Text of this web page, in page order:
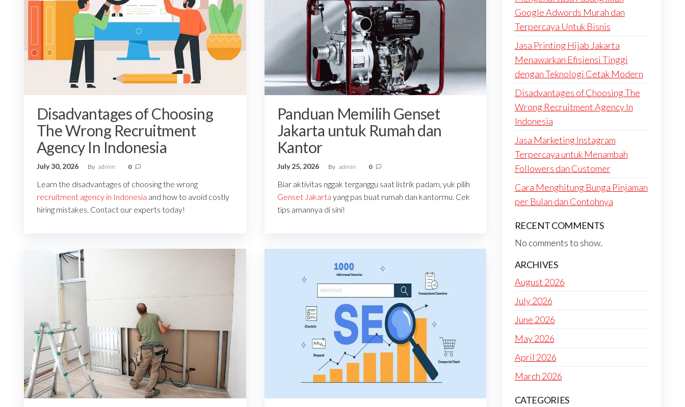
Disadvantages of Choosing
The Wrong Recruitment
Agency In Indonesia
July 30, 2026 By admin 0
Learn the disadvantages of choosing the wrong
recruitment agency in Indonesia and how to avoid costly
hiring mistakes. Contact our experts today!
Panduan Memilih Genset
Jakarta untuk Rumah dan
Kantor
July 25, 2026 By admin 0
Biar aktivitas nggak terganggu saat listrik padam, yuk pilih
Genset Jakarta yang pas buat rumah dan kantormu. Cek
tips amannya di sini!
Google Adwords Murah dan
Terpercaya Untuk Bisnis
Jasa Printing Hijab Jakarta
Menawarkan Efisiensi Tinggi
dengan Teknologi Cetak Modern
Disadvantages of Choosing The
Wrong Recruitment Agency In
Indonesia
Jasa Marketing Instagram
Terpercaya untuk Menambah
Followers dan Customer
Cara Menghitung Bunga Pinjaman
per Bulan dan Contohnya
RECENT COMMENTS
No comments to show.
ARCHIVES
August 2026
July 2026
June 2026
May 2026
April 2026
March 2026
CATEGORIES